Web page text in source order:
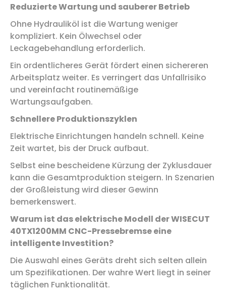
Reduzierte Wartung und sauberer Betrieb
Ohne Hydrauliköl ist die Wartung weniger
kompliziert. Kein Ölwechsel oder
Leckagebehandlung erforderlich.
Ein ordentlicheres Gerät fördert einen sichereren
Arbeitsplatz weiter. Es verringert das Unfallrisiko
und vereinfacht routinemäßige
Wartungsaufgaben.
Schnellere Produktionszyklen
Elektrische Einrichtungen handeln schnell. Keine
Zeit wartet, bis der Druck aufbaut.
Selbst eine bescheidene Kürzung der Zyklusdauer
kann die Gesamtproduktion steigern. In Szenarien
der Großleistung wird dieser Gewinn
bemerkenswert.
Warum ist das elektrische Modell der WISECUT
40TX1200MM CNC-Pressebremse eine
intelligente Investition?
Die Auswahl eines Geräts dreht sich selten allein
um Spezifikationen. Der wahre Wert liegt in seiner
täglichen Funktionalität.